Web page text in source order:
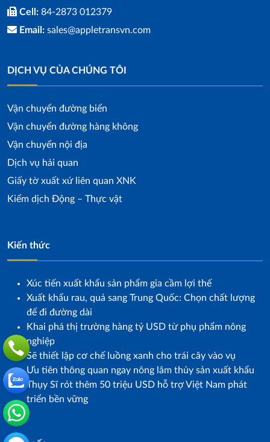
Cell: 84-2873 012379
Email: sales@appletransvn.com
DỊCH VỤ CỦA CHÚNG TÔI
Vận chuyển đường biển
Vận chuyển đường hàng không
Vận chuyển nội địa
Dịch vụ hải quan
Giấy tờ xuất xứ liên quan XNK
Kiểm dịch Động – Thực vật
Kiến thức
Xúc tiến xuất khẩu sản phẩm gia cầm lợi thế
Xuất khẩu rau, quả sang Trung Quốc: Chọn chất lượng
để đi đường dài
Khai phá thị trường hàng tỷ USD từ phụ phẩm nông
nghiệp
Sẽ thiết lập cơ chế luồng xanh cho trái cây vào vụ
Ưu tiên thông quan ngay nông lâm thủy sản xuất khẩu
Thụy Sĩ rót thêm 50 triệu USD hỗ trợ Việt Nam phát
triển bền vững